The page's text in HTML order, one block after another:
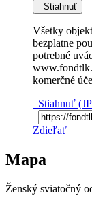
Stiahnuť
Všetky
bezplatne
potrebné
komerčné
Stiahnuť
Zdieľať
Mapa
Ženský sviatočný